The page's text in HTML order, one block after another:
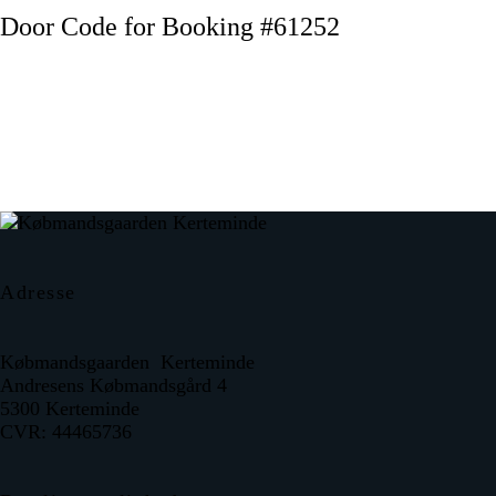
Door Code for Booking #61252
Adresse
Købmandsgaarden Kerteminde
Andresens Købmandsgård 4
5300 Kerteminde
CVR: 44465736